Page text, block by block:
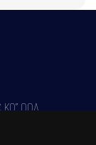
КО" ООД,